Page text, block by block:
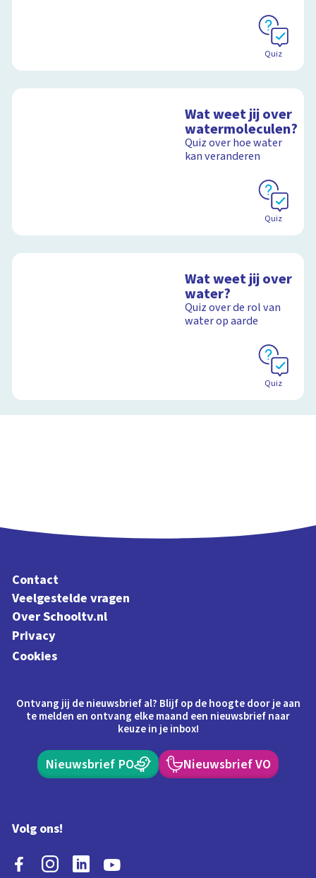
Quiz
Wat weet jij over
watermoleculen?
Quiz over hoe water
kan veranderen
Quiz
Wat weet jij over
water?
Quiz over de rol van
water op aarde
Quiz
Contact
Veelgestelde vragen
Over Schooltv.nl
Privacy
Cookies
Ontvang jij de nieuwsbrief al? Blijf op de hoogte door je aan
te melden en ontvang elke maand een nieuwsbrief naar
keuze in je inbox!
Nieuwsbrief PO Nieuwsbrief VO
Volg ons!